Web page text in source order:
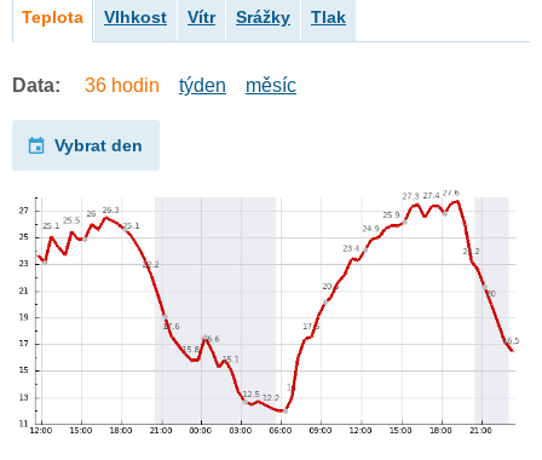
Teplota Vlhkost Vítr Srážky Tlak
Data: 36 hodin týden měsíc
Vybrat den